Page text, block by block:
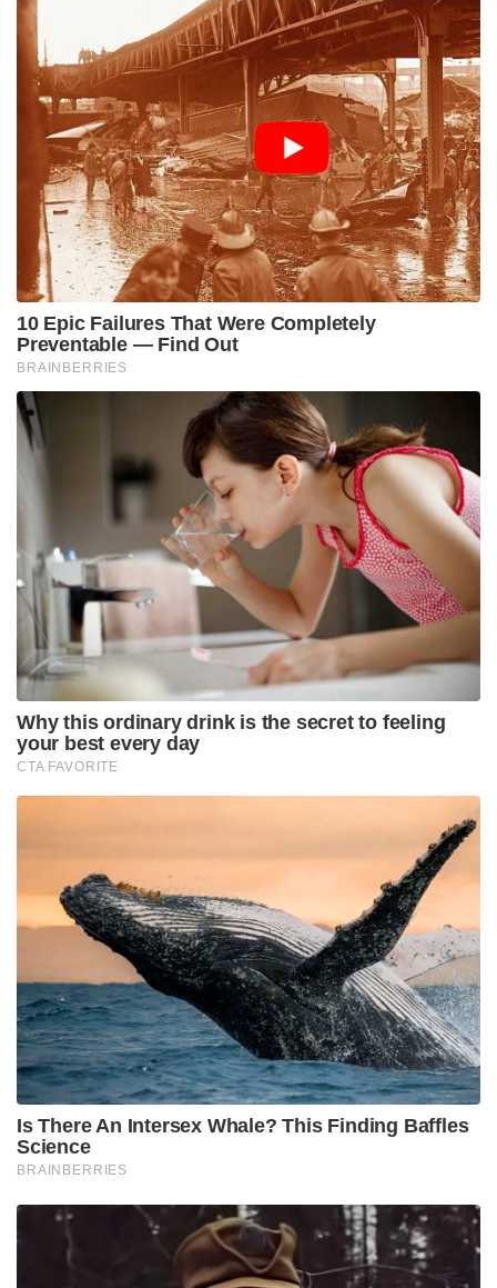
തിരഞ്ഞെടുത്തു. അവസാന റൗണ്ടിൽ സച്ചിനും വിരാട്
കോഹ്‌ലിക്കും ഇടയിൽ ഒരാളെ തിരഞ്ഞെടുക്കാൻ
താരത്തോട് ആവശ്യപ്പെട്ടു. ഒരു ചെറിയ ആലോച്ചനക്ക്
ശേഷം, റൂട്ട് സച്ചിനെ തന്നെ തിരഞ്ഞെടുത്തു.
View this post on Instagram